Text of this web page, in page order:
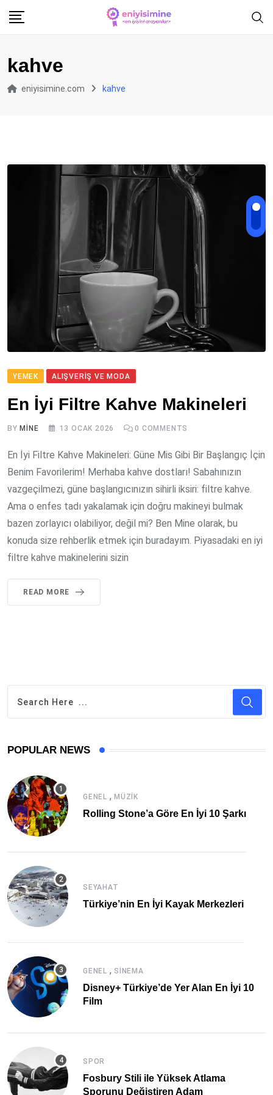
kahve
eniyisimine.com kahve
YEMEK ALIŞVERIŞ VE MODA
En İyi Filtre Kahve Makineleri
BY MINE 13 OCAK 2026 0 COMMENTS
En İyi Filtre Kahve Makineleri: Güne Mis Gibi Bir Başlangıç İçin
Benim Favorilerim! Merhaba kahve dostları! Sabahınızın
vazgeçilmezi, güne başlangıcınızın sihirli iksiri: filtre kahve.
Ama o enfes tadı yakalamak için doğru makineyi bulmak
bazen zorlayıcı olabiliyor, değil mi? Ben Mine olarak, bu
konuda size rehberlik etmek için buradayım. Piyasadaki en iyi
filtre kahve makinelerini sizin
READ MORE
POPULAR NEWS
GENEL , MÜZIK
Rolling Stone’a Göre En İyi 10 Şarkı
SEYAHAT
Türkiye’nin En İyi Kayak Merkezleri
GENEL , SINEMA
Disney+ Türkiye’de Yer Alan En İyi 10
Film
SPOR
Fosbury Stili ile Yüksek Atlama
Sporunu Değiştiren Adam